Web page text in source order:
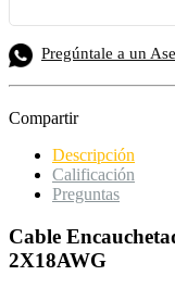
Pregúntale a un
Compartir
Descripción
Calificación
Preguntas
Cable
2X18AWG